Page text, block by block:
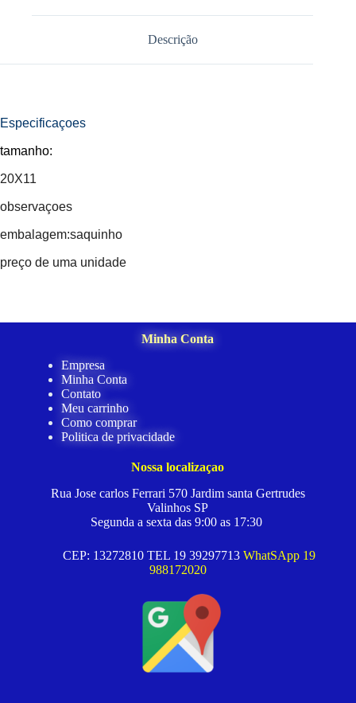
Descrição
Especificaçoes
tamanho:
20X11
observaçoes
embalagem:saquinho
preço de uma unidade
Minha Conta
Empresa
Minha Conta
Contato
Meu carrinho
Como comprar
Politica de privacidade
Nossa localizaçao
Rua Jose carlos Ferrari 570 Jardim santa Gertrudes
Valinhos SP
Segunda a sexta das 9:00 as 17:30
CEP: 13272810 TEL 19 39297713 WhatSApp 19
988172020